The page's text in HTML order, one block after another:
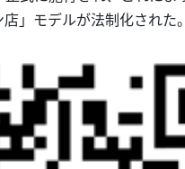
」モデルが法制化された。